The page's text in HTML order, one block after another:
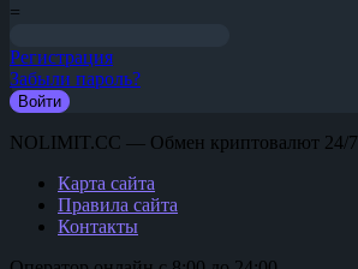
=
Регистрация
Забыли пароль?
NOLIMIT.CC — Обмен криптовалют 24/7
Карта сайта
Правила сайта
Контакты